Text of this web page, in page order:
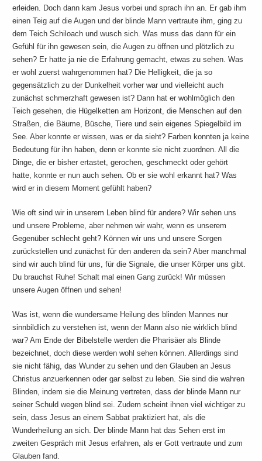
erleiden. Doch dann kam Jesus vorbei und sprach ihn an. Er gab ihm
einen Teig auf die Augen und der blinde Mann vertraute ihm, ging zu
dem Teich Schiloach und wusch sich. Was muss das dann für ein
Gefühl für ihn gewesen sein, die Augen zu öffnen und plötzlich zu
sehen? Er hatte ja nie die Erfahrung gemacht, etwas zu sehen. Was
er wohl zuerst wahrgenommen hat? Die Helligkeit, die ja so
gegensätzlich zu der Dunkelheit vorher war und vielleicht auch
zunächst schmerzhaft gewesen ist? Dann hat er wohlmöglich den
Teich gesehen, die Hügelketten am Horizont, die Menschen auf den
Straßen, die Bäume, Büsche, Tiere und sein eigenes Spiegelbild im
See. Aber konnte er wissen, was er da sieht? Farben konnten ja keine
Bedeutung für ihn haben, denn er konnte sie nicht zuordnen. All die
Dinge, die er bisher ertastet, gerochen, geschmeckt oder gehört
hatte, konnte er nun auch sehen. Ob er sie wohl erkannt hat? Was
wird er in diesem Moment gefühlt haben?
Wie oft sind wir in unserem Leben blind für andere? Wir sehen uns
und unsere Probleme, aber nehmen wir wahr, wenn es unserem
Gegenüber schlecht geht? Können wir uns und unsere Sorgen
zurückstellen und zunächst für den anderen da sein? Aber manchmal
sind wir auch blind für uns, für die Signale, die unser Körper uns gibt.
Du brauchst Ruhe! Schalt mal einen Gang zurück! Wir müssen
unsere Augen öffnen und sehen!
Was ist, wenn die wundersame Heilung des blinden Mannes nur
sinnbildlich zu verstehen ist, wenn der Mann also nie wirklich blind
war? Am Ende der Bibelstelle werden die Pharisäer als Blinde
bezeichnet, doch diese werden wohl sehen können. Allerdings sind
sie nicht fähig, das Wunder zu sehen und den Glauben an Jesus
Christus anzuerkennen oder gar selbst zu leben. Sie sind die wahren
Blinden, indem sie die Meinung vertreten, dass der blinde Mann nur
seiner Schuld wegen blind sei. Zudem scheint ihnen viel wichtiger zu
sein, dass Jesus an einem Sabbat praktiziert hat, als die
Wunderheilung an sich. Der blinde Mann hat das Sehen erst im
zweiten Gespräch mit Jesus erfahren, als er Gott vertraute und zum
Glauben fand.